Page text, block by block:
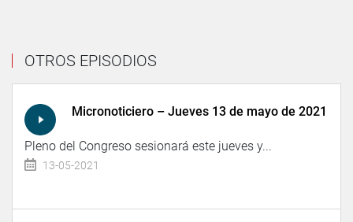
OTROS EPISODIOS
Micronoticiero – Jueves 13 de mayo de 2021
Pleno del Congreso sesionará este jueves y...
13-05-2021